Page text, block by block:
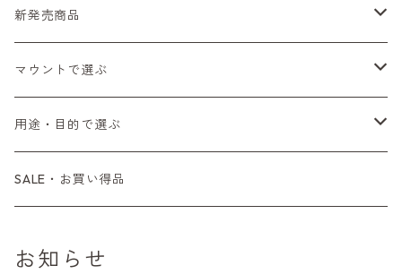
Fシリーズ（一桁＋F100）
レンジファインダー（7、P）
PENTAX（ペンタックス）
SL、SP
K2、KX、KM
M42単焦点レンズ
CONTAX（コンタックス）
G1、G2
Tシリーズ
MINOLTA（ミノルタ）
コンパクト
OLYMPUS（オリンパス）
一眼レフカメラ（マニュアルフォーカス）
一眼レフカメラ（オートフォーカス）
中判カメラ
デジタルカメラ
一眼カメラ
ミラーレスカメラ
マニュアルレンズ
一眼レンズ
レンジファインダーレンズ
オートフォーカスレンズ
一眼レンズ
マウントアダプター
レンズ付きフィルム
35mm（135）カラーネガ
35mm（135）白黒ネガ
35mm（135）カラーリバーサル
新発売商品
フィルムカメラ
レンズ付きフィルム
アクセサリー・付属品
マウントで選ぶ
M42
L39
用途・目的で選ぶ
初心者の方へもおすすめ！
SALE・お買い得品
お知らせ